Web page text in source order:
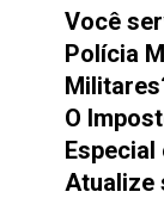
Você
Polícia
O
Atualize